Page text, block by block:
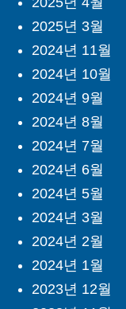
2025년 3월
2024년 11월
2024년 10월
2024년 9월
2024년 8월
2024년 7월
2024년 6월
2024년 5월
2024년 3월
2024년 2월
2024년 1월
2023년 12월